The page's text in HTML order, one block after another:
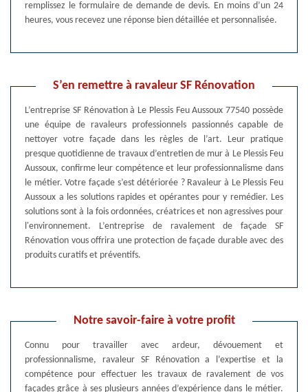
remplissez le formulaire de demande de devis. En moins d’un 24
heures, vous recevez une réponse bien détaillée et personnalisée.
S’en remettre à ravaleur SF Rénovation
L’entreprise SF Rénovation à Le Plessis Feu Aussoux 77540 possède
une équipe de ravaleurs professionnels passionnés capable de
nettoyer votre façade dans les règles de l’art. Leur pratique
presque quotidienne de travaux d’entretien de mur à Le Plessis Feu
Aussoux, confirme leur compétence et leur professionnalisme dans
le métier. Votre façade s’est détériorée ? Ravaleur à Le Plessis Feu
Aussoux a les solutions rapides et opérantes pour y remédier. Les
solutions sont à la fois ordonnées, créatrices et non agressives pour
l'environnement. L’entreprise de ravalement de façade SF
Rénovation vous offrira une protection de façade durable avec des
produits curatifs et préventifs.
Notre savoir-faire à votre profit
Connu pour travailler avec ardeur, dévouement et
professionnalisme, ravaleur SF Rénovation a l’expertise et la
compétence pour effectuer les travaux de ravalement de vos
façades grâce à ses plusieurs années d’expérience dans le métier.